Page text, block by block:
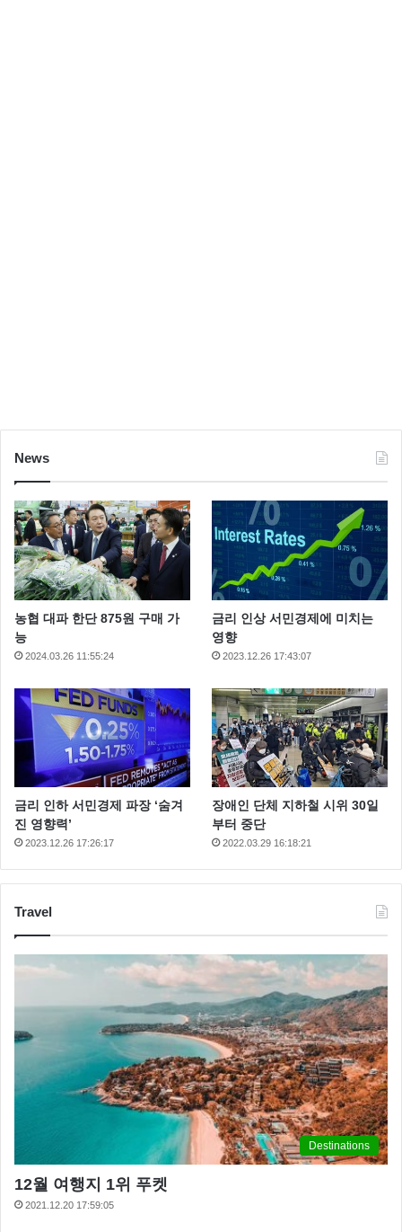
News
농협 대파 한단 875원 구매 가
능
2024.03.26 11:55:24
금리 인상 서민경제에 미치는
영향
2023.12.26 17:43:07
금리 인하 서민경제 파장 ‘숨겨
진 영향력’
2023.12.26 17:26:17
장애인 단체 지하철 시위 30일
부터 중단
2022.03.29 16:18:21
Travel
Destinations
12월 여행지 1위 푸켓
2021.12.20 17:59:05